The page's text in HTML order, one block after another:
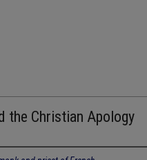
the Christian Apology